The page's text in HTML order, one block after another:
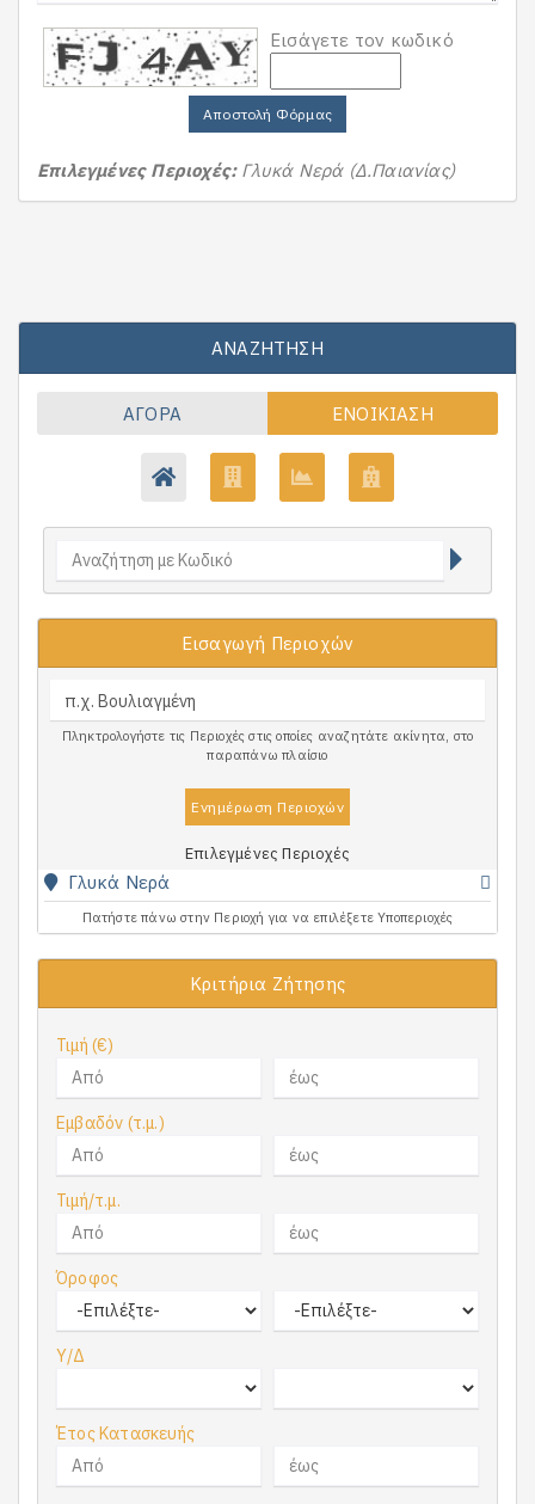
Εισάγετε τον κωδικό
Αποστολή Φόρμας
Επιλεγμένες Περιοχές: Γλυκά Νερά (Δ.Παιανίας)
ΑΝΑΖΉΤΗΣΗ
ΑΓΟΡΆ ΕΝΟΙΚΊΑΣΗ
Εισαγωγή Περιοχών
Πληκτρολογήστε τις Περιοχές στις οποίες αναζητάτε ακίνητα, στο
παραπάνω πλαίσιο
Ενημέρωση Περιοχών
Επιλεγμένες Περιοχές
Γλυκά Νερά
Πατήστε πάνω στην Περιοχή για να επιλέξετε Υποπεριοχές
Κριτήρια Ζήτησης
Τιμή (€)
Εμβαδόν (τ.μ.)
Τιμή/τ.μ.
Όροφος
Υ/Δ
Έτος Κατασκευής